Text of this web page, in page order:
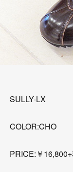
SULLY-LX
COLOR:CHO
PRICE:￥